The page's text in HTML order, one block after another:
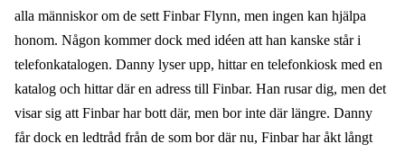
alla människor om de sett Finbar Flynn, men ingen kan hjälpa
honom. Någon kommer dock med idéen att han kanske står i
telefonkatalogen. Danny lyser upp, hittar en telefonkiosk med en
katalog och hittar där en adress till Finbar. Han rusar dig, men det
visar sig att Finbar har bott där, men bor inte där längre. Danny
får dock en ledtråd från de som bor där nu, Finbar har åkt långt